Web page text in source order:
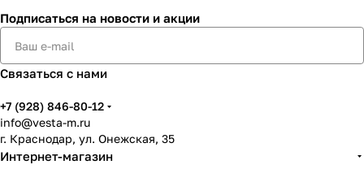
Подписаться на новости и акции
Связаться с нами
+7 (928) 846-80-12
info@vesta-m.ru
г. Краснодар, ул. Онежская, 35
Интернет-магазин